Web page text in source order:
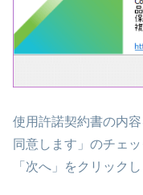
使用許諾契約書の内
同意します」のチェ
「次へ」をクリックし